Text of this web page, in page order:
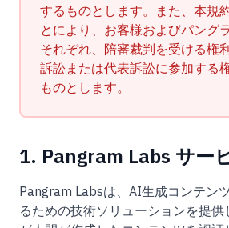
するものとします。また、本規
とにより、お客様およびパング
それぞれ、陪審裁判を受ける権
訴訟または代表訴訟に参加する
ものとします。
1. Pangram Labs サー
Pangram Labsは、AI生成コンテン
るための技術ソリューションを提